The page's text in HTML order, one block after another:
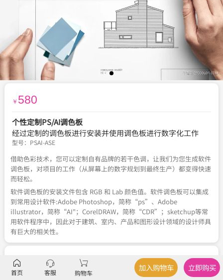
￥ 580
个性定制PS/AI调色板
经过定制的调色板进行安装并使用调色板进行数字化工作
型号： PSAI-ASE
借助色彩技术，您可以定制自有品牌的若干色调，让我们为您生成软件
调色板，对项目的工作（从屏幕上的数字规划到最终生产）都变得快速
而轻松。
软件调色板的安装文件包含 RGB 和 Lab 颜色值。软件调色板可以集成
到常用设计软件:Adobe Photoshop，简称“ps”、Adobe
illustrator，简称“AI"；CorelDRAW，简称“CDR”；sketchup等常
用软件程序中，因此对于建筑、室内、产品和图形设计领域的设计师具
有巨大的相关性。
描述 文件格式 技术信息
首页 客服 购物车
加入购物车 立即购买